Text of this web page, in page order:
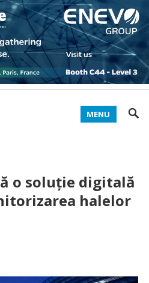
MENU
o soluție digitală
halelor